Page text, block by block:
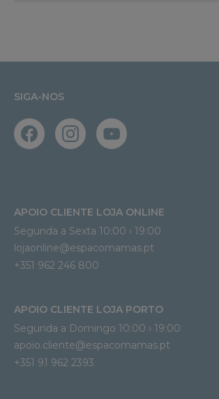
SIGA-NOS
APOIO CLIENTE LOJA ONLINE
Segunda a Sexta 10:00 › 19:00
lojaonline@espacomamas.pt
+351 962 246 800
APOIO CLIENTE LOJA PORTO
Segunda a Domingo 10:00 › 19:00
apoio.cliente@espacomamas.pt
+351 91 962 2393